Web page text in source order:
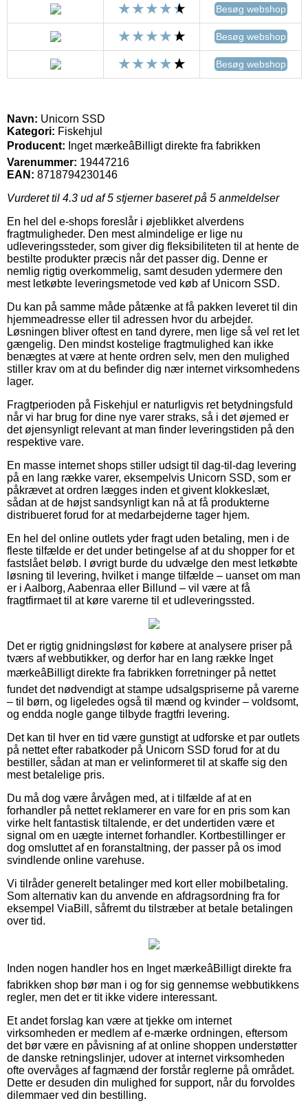
Besøg webshop
Besøg webshop
Besøg webshop
Navn: Unicorn SSD
Kategori: Fiskehjul
Producent: Inget mærkeâBilligt direkte fra fabrikken
Varenummer: 19447216
EAN: 8718794230146
Vurderet til 4.3 ud af 5 stjerner baseret på 5 anmeldelser
En hel del e-shops foreslår i øjeblikket alverdens
fragtmuligheder. Den mest almindelige er lige nu
udleveringssteder, som giver dig fleksibiliteten til at hente de
bestilte produkter præcis når det passer dig. Denne er
nemlig rigtig overkommelig, samt desuden ydermere den
mest letkøbte leveringsmetode ved køb af Unicorn SSD.
Du kan på samme måde påtænke at få pakken leveret til din
hjemmeadresse eller til adressen hvor du arbejder.
Løsningen bliver oftest en tand dyrere, men lige så vel ret let
gængelig. Den mindst kostelige fragtmulighed kan ikke
benægtes at være at hente ordren selv, men den mulighed
stiller krav om at du befinder dig nær internet virksomhedens
lager.
Fragtperioden på Fiskehjul er naturligvis ret betydningsfuld
når vi har brug for dine nye varer straks, så i det øjemed er
det øjensynligt relevant at man finder leveringstiden på den
respektive vare.
En masse internet shops stiller udsigt til dag-til-dag levering
på en lang række varer, eksempelvis Unicorn SSD, som er
påkrævet at ordren lægges inden et givent klokkeslæt,
sådan at de højst sandsynligt kan nå at få produkterne
distribueret forud for at medarbejderne tager hjem.
En hel del online outlets yder fragt uden betaling, men i de
fleste tilfælde er det under betingelse af at du shopper for et
fastslået beløb. I øvrigt burde du udvælge den mest letkøbte
løsning til levering, hvilket i mange tilfælde – uanset om man
er i Aalborg, Aabenraa eller Billund – vil være at få
fragtfirmaet til at køre varerne til et udleveringssted.
Det er rigtig gnidningsløst for købere at analysere priser på
tværs af webbutikker, og derfor har en lang række Inget
mærkeâBilligt direkte fra fabrikken forretninger på nettet
fundet det nødvendigt at stampe udsalgspriserne på varerne
– til børn, og ligeledes også til mænd og kvinder – voldsomt,
og endda nogle gange tilbyde fragtfri levering.
Det kan til hver en tid være gunstigt at udforske et par outlets
på nettet efter rabatkoder på Unicorn SSD forud for at du
bestiller, sådan at man er velinformeret til at skaffe sig den
mest betalelige pris.
Du må dog være årvågen med, at i tilfælde af at en
forhandler på nettet reklamerer en vare for en pris som kan
virke helt fantastisk tiltalende, er det undertiden være et
signal om en uægte internet forhandler. Kortbestillinger er
dog omsluttet af en foranstaltning, der passer på os imod
svindlende online varehuse.
Vi tilråder generelt betalinger med kort eller mobilbetaling.
Som alternativ kan du anvende en afdragsordning fra for
eksempel ViaBill, såfremt du tilstræber at betale betalingen
over tid.
Inden nogen handler hos en Inget mærkeâBilligt direkte fra
fabrikken shop bør man i og for sig gennemse webbutikkens
regler, men det er tit ikke videre interessant.
Et andet forslag kan være at tjekke om internet
virksomheden er medlem af e-mærke ordningen, eftersom
det bør være en påvisning af at online shoppen understøtter
de danske retningslinjer, udover at internet virksomheden
ofte overvåges af fagmænd der forstår reglerne på området.
Dette er desuden din mulighed for support, når du forvoldes
dilemmaer ved din bestilling.